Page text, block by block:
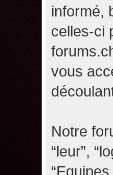
informé,
celles-ci
vous
Notre
“leur”,